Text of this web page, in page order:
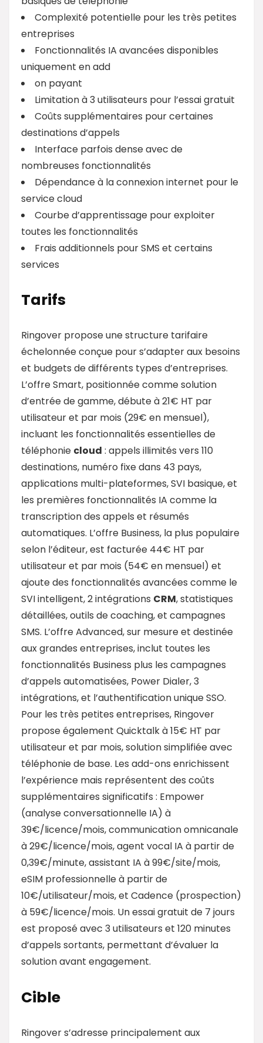
Complexité potentielle pour les très petites
entreprises
Fonctionnalités IA avancées disponibles
uniquement en add
on payant
Limitation à 3 utilisateurs pour l’essai gratuit
Coûts supplémentaires pour certaines
destinations d’appels
Interface parfois dense avec de
nombreuses fonctionnalités
Dépendance à la connexion internet pour le
service cloud
Courbe d’apprentissage pour exploiter
toutes les fonctionnalités
Frais additionnels pour SMS et certains
services
Tarifs
Ringover propose une structure tarifaire
échelonnée conçue pour s’adapter aux besoins
et budgets de différents types d’entreprises.
L’offre Smart, positionnée comme solution
d’entrée de gamme, débute à 21€ HT par
utilisateur et par mois (29€ en mensuel),
incluant les fonctionnalités essentielles de
téléphonie cloud : appels illimités vers 110
destinations, numéro fixe dans 43 pays,
applications multi-plateformes, SVI basique, et
les premières fonctionnalités IA comme la
transcription des appels et résumés
automatiques. L’offre Business, la plus populaire
selon l’éditeur, est facturée 44€ HT par
utilisateur et par mois (54€ en mensuel) et
ajoute des fonctionnalités avancées comme le
SVI intelligent, 2 intégrations CRM, statistiques
détaillées, outils de coaching, et campagnes
SMS. L’offre Advanced, sur mesure et destinée
aux grandes entreprises, inclut toutes les
fonctionnalités Business plus les campagnes
d’appels automatisées, Power Dialer, 3
intégrations, et l’authentification unique SSO.
Pour les très petites entreprises, Ringover
propose également Quicktalk à 15€ HT par
utilisateur et par mois, solution simplifiée avec
téléphonie de base. Les add-ons enrichissent
l’expérience mais représentent des coûts
supplémentaires significatifs : Empower
(analyse conversationnelle IA) à
39€/licence/mois, communication omnicanale
à 29€/licence/mois, agent vocal IA à partir de
0,39€/minute, assistant IA à 99€/site/mois,
eSIM professionnelle à partir de
10€/utilisateur/mois, et Cadence (prospection)
à 59€/licence/mois. Un essai gratuit de 7 jours
est proposé avec 3 utilisateurs et 120 minutes
d’appels sortants, permettant d’évaluer la
solution avant engagement.
Cible
Ringover s’adresse principalement aux